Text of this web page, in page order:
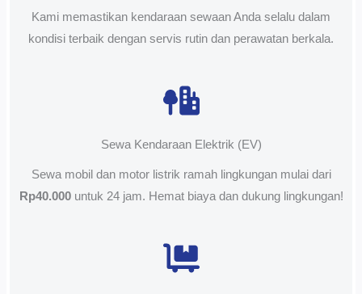
Kami memastikan kendaraan sewaan Anda selalu dalam
kondisi terbaik dengan servis rutin dan perawatan berkala.
Sewa Kendaraan Elektrik (EV)
Sewa mobil dan motor listrik ramah lingkungan mulai dari
Rp40.000untuk 24 jam. Hemat biaya dan dukung lingkungan!